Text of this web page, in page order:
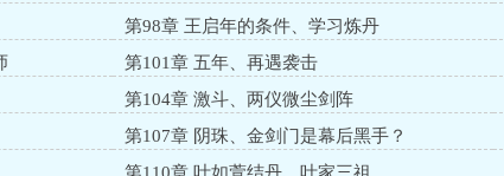
第98章 王启年的条件、学习炼丹
第101章 五年、再遇袭击
第104章 激斗、两仪微尘剑阵
第107章 阴珠、金剑门是幕后黑手？